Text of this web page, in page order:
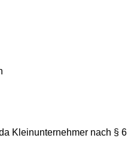
Kleinunternehmer nach § 6